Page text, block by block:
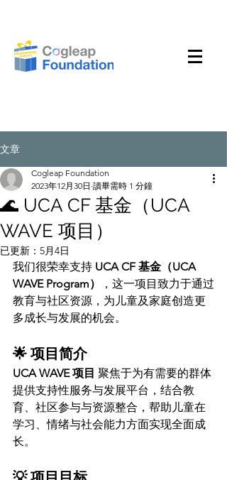
文章
🌊 UCA CF 基金（UCA
WAVE 项目）
Cogleap Foundation
2023年12月30日 讀畢需時 1 分鐘
已更新： 5月4日
我们很荣幸支持 UCA CF 基金（UCA
WAVE Program）
，这一项目致力于通过
教育与社区资源，为儿童及家庭创造更
多成长与发展的机会。
🌟 项目简介
UCA WAVE 项目 聚焦于为有需要的群体
提供支持性服务与发展平台，结合教
育、社区参与与资源整合，帮助儿童在
学习、情绪与社会能力方面实现全面成
长。